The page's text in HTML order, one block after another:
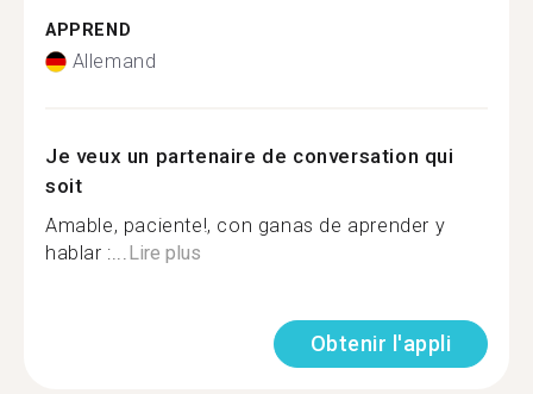
APPREND
Allemand
Je veux un partenaire de conversation qui
soit
Amable, paciente!, con ganas de aprender y
hablar :...Lire plus
Obtenir l'appli